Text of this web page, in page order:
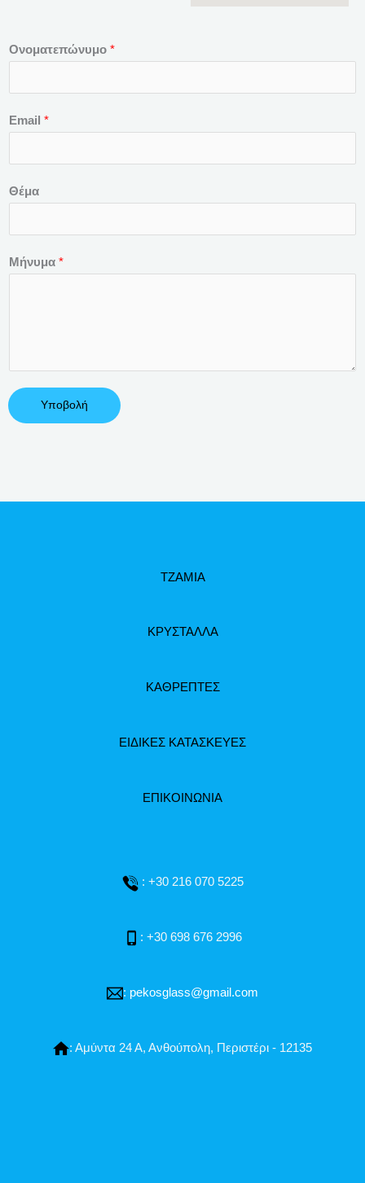
Ονοματεπώνυμο *
Email *
Θέμα
Μήνυμα *
Υποβολή
ΤΖΑΜΙΑ
ΚΡΥΣΤΑΛΛΑ
ΚΑΘΡΕΠΤΕΣ
ΕΙΔΙΚΕΣ ΚΑΤΑΣΚΕΥΕΣ
ΕΠΙΚΟΙΝΩΝΙΑ
: +30 216 070 5225
: +30 698 676 2996
: pekosglass@gmail.com
: Αμύντα 24 Α, Ανθούπολη, Περιστέρι - 12135